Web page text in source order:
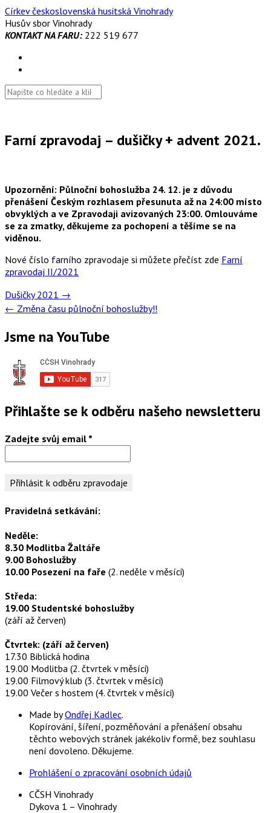
Skip
to
content
Církev československá husitská Vinohrady
Husův sbor Vinohrady
KONTAKT NA FARU:222 519 677
Farní zpravodaj – dušičky + advent 2021.
Upozornění: Půlnoční bohoslužba 24. 12. je z důvodu
přenášení Českým rozhlasem přesunuta až na 24:00 místo
obvyklých a ve Zpravodaji avizovaných 23:00. Omlouváme
se za zmatky, děkujeme za pochopení a těšíme se na
viděnou.
Nové číslo farního zpravodaje si můžete přečíst zde Farní
zpravodaj II/2021
Post
navigation
Dušičky 2021 →
← Změna času půlnoční bohoslužby!!
Jsme na YouTube
Přihlašte se k odběru našeho newsletteru
Zadejte svůj email *
Pravidelná setkávání:
Neděle:
8.30 Modlitba Žaltáře
9.00 Bohoslužby
10.00 Posezení na faře (2. neděle v měsíci)
Středa:
19.00 Studentské bohoslužby
(září až červen)
Čtvrtek: (září až červen)
17.30 Biblická hodina
19.00 Modlitba (2. čtvrtek v měsíci)
19.00 Filmový klub (3. čtvrtek v měsíci)
19.00 Večer s hostem (4. čtvrtek v měsíci)
Made byOndřej Kadlec.
Kopírování, šíření, pozměňování a přenášení obsahu
těchto webových stránek jakékoliv formě, bez souhlasu
není dovoleno. Děkujeme.
Prohlášení o zpracování osobních údajů
CČSH Vinohrady
Dykova 1 – Vinohrady